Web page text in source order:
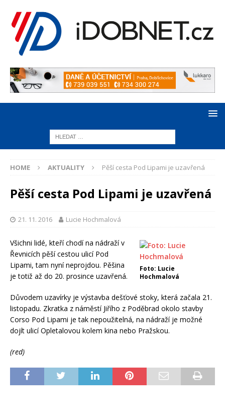
HOME AKTUALITY Pěší cesta Pod Lipami je uzavřená
Pěší cesta Pod Lipami je uzavřená
21. 11. 2016 Lucie Hochmalová
Foto: Lucie
Hochmalová
Všichni lidé, kteří chodí na nádraží v
Řevnicích pěší cestou ulicí Pod
Lipami, tam nyní neprojdou. Pěšina
je totiž až do 20. prosince uzavřená.
Důvodem uzavírky je výstavba dešťové stoky, která začala 21.
listopadu. Zkratka z náměstí Jiřího z Poděbrad okolo stavby
Corso Pod Lipami je tak nepoužitelná, na nádraží je možné
dojít ulicí Opletalovou kolem kina nebo Pražskou.
(red)